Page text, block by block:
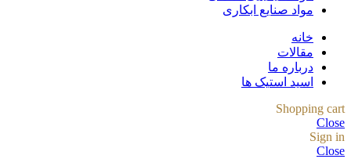
مواد صنایع ابکاری
خانه
مقالات
درباره ما
اسید استیک ها
Shopping cart
Close
Sign in
Close